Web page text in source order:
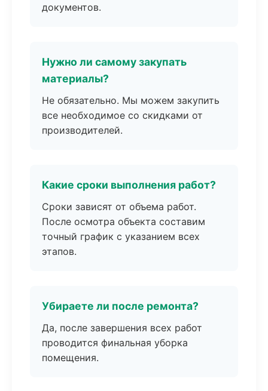
документов.
Нужно ли самому закупать
материалы?
Не обязательно. Мы можем закупить
все необходимое со скидками от
производителей.
Какие сроки выполнения работ?
Сроки зависят от объема работ.
После осмотра объекта составим
точный график с указанием всех
этапов.
Убираете ли после ремонта?
Да, после завершения всех работ
проводится финальная уборка
помещения.